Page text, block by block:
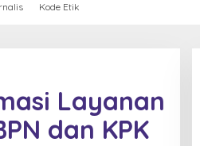
Kode Etik
Layanan
dan KPK